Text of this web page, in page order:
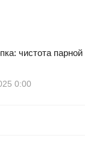
чистота
0:00